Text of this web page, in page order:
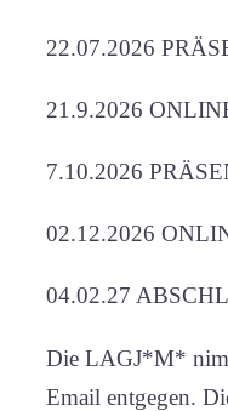
22.07.2026
21.9.2026
7.10.2026
02.12.2026
04.02.27
Die LAGJ*M*
Email entgegen.